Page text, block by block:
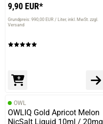
9,90 EUR*
Grundpreis: 990,00 EUR / Liter inkl. MwSt. zzgl.
Versand
OWL
OWLIQ Gold Apricot Melon
NicSalt Liquid 10ml / 20mg